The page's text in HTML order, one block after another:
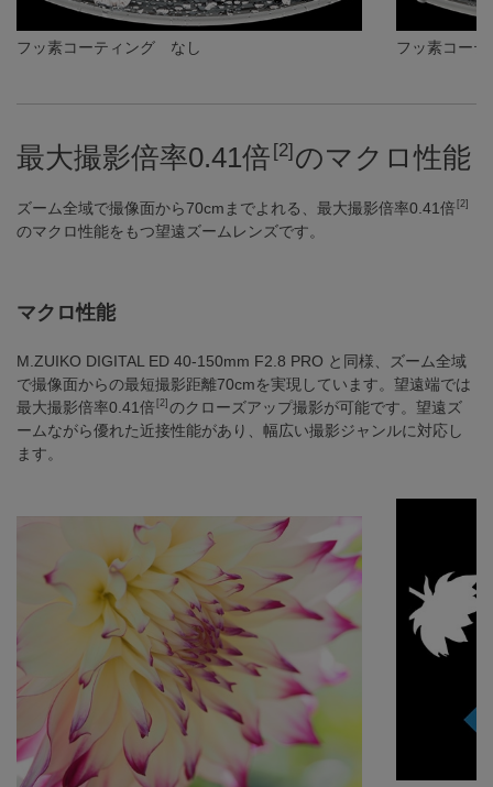
フッ素コーティング なし フッ素コー
最大撮影倍率0.41倍 [2] のマクロ性能
ズーム全域で撮像面から70cmまでよれる、最大撮影倍率0.41倍 [2]
のマクロ性能をもつ望遠ズームレンズです。
マクロ性能
M.ZUIKO DIGITAL ED 40-150mm F2.8 PRO と同様、ズーム全域
で撮像面からの最短撮影距離70cmを実現しています。望遠端では
最大撮影倍率0.41倍 [2] のクローズアップ撮影が可能です。望遠ズ
ームながら優れた近接性能があり、幅広い撮影ジャンルに対応し
ます。